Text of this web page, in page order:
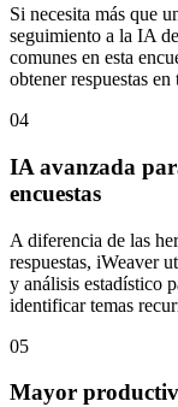
Si necesita más que
seguimiento a la IA
comunes en esta
obtener respuestas
04
IA avanzada
encuestas
A diferencia de las
respuestas, iWeaver
y análisis estadístico
identificar temas
05
Mayor